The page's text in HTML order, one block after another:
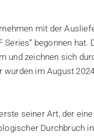
mit der
begonnen hat.
und zeichnen sich
wurden im August
seiner Art, der
Durchbruch in